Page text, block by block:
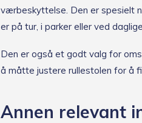
værbeskyttelse. Den er spesielt
er på tur, i parker eller ved
Den er også et godt valg for
å måtte justere rullestolen for å
Annen relevant